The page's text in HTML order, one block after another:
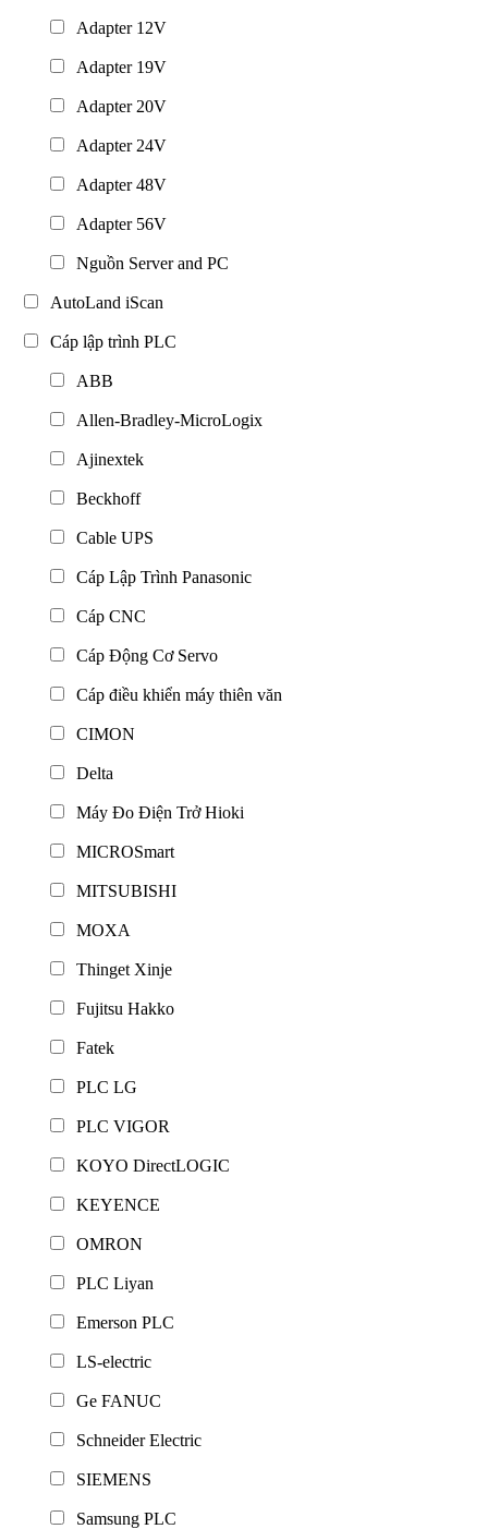
Adapter 12V
Adapter 19V
Adapter 20V
Adapter 24V
Adapter 48V
Adapter 56V
Nguồn Server and PC
AutoLand iScan
Cáp lập trình PLC
ABB
Allen-Bradley-MicroLogix
Ajinextek
Beckhoff
Cable UPS
Cáp Lập Trình Panasonic
Cáp CNC
Cáp Động Cơ Servo
Cáp điều khiển máy thiên văn
CIMON
Delta
Máy Đo Điện Trở Hioki
MICROSmart
MITSUBISHI
MOXA
Thinget Xinje
Fujitsu Hakko
Fatek
PLC LG
PLC VIGOR
KOYO DirectLOGIC
KEYENCE
OMRON
PLC Liyan
Emerson PLC
LS-electric
Ge FANUC
Schneider Electric
SIEMENS
Samsung PLC